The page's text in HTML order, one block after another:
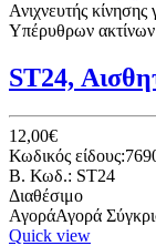
Ανιχνευτής
Υπέρυθρων
ST24,
12,00€
Κωδικός
B. Κωδ.: ST24
Διαθέσιμο
ΑγοράΑγορά
Quick view